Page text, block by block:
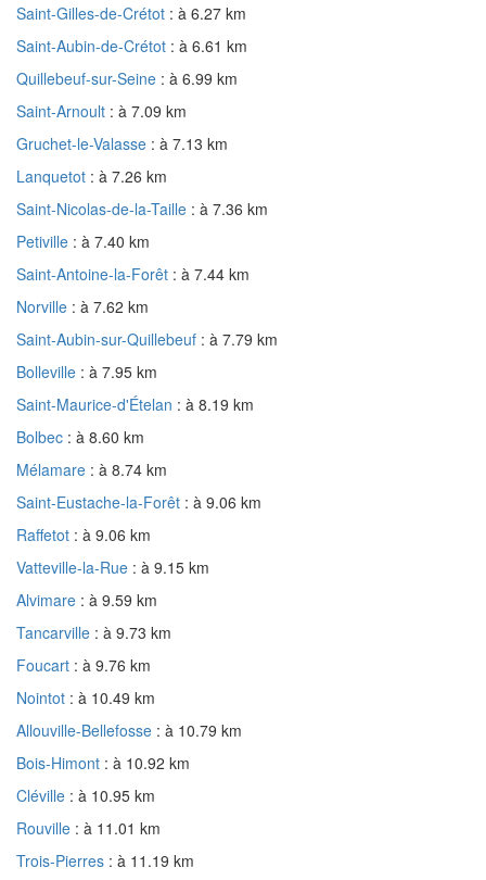
Saint-Gilles-de-Crétot : à 6.27 km
Saint-Aubin-de-Crétot : à 6.61 km
Quillebeuf-sur-Seine : à 6.99 km
Saint-Arnoult : à 7.09 km
Gruchet-le-Valasse : à 7.13 km
Lanquetot : à 7.26 km
Saint-Nicolas-de-la-Taille : à 7.36 km
Petiville : à 7.40 km
Saint-Antoine-la-Forêt : à 7.44 km
Norville : à 7.62 km
Saint-Aubin-sur-Quillebeuf : à 7.79 km
Bolleville : à 7.95 km
Saint-Maurice-d'Ételan : à 8.19 km
Bolbec : à 8.60 km
Mélamare : à 8.74 km
Saint-Eustache-la-Forêt : à 9.06 km
Raffetot : à 9.06 km
Vatteville-la-Rue : à 9.15 km
Alvimare : à 9.59 km
Tancarville : à 9.73 km
Foucart : à 9.76 km
Nointot : à 10.49 km
Allouville-Bellefosse : à 10.79 km
Bois-Himont : à 10.92 km
Cléville : à 10.95 km
Rouville : à 11.01 km
Trois-Pierres : à 11.19 km